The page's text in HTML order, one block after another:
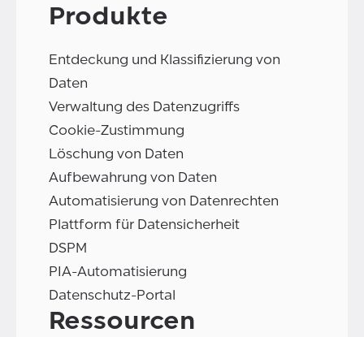
Produkte
Entdeckung und Klassifizierung von
Daten
Verwaltung des Datenzugriffs
Cookie-Zustimmung
Löschung von Daten
Aufbewahrung von Daten
Automatisierung von Datenrechten
Plattform für Datensicherheit
DSPM
PIA-Automatisierung
Datenschutz-Portal
Ressourcen